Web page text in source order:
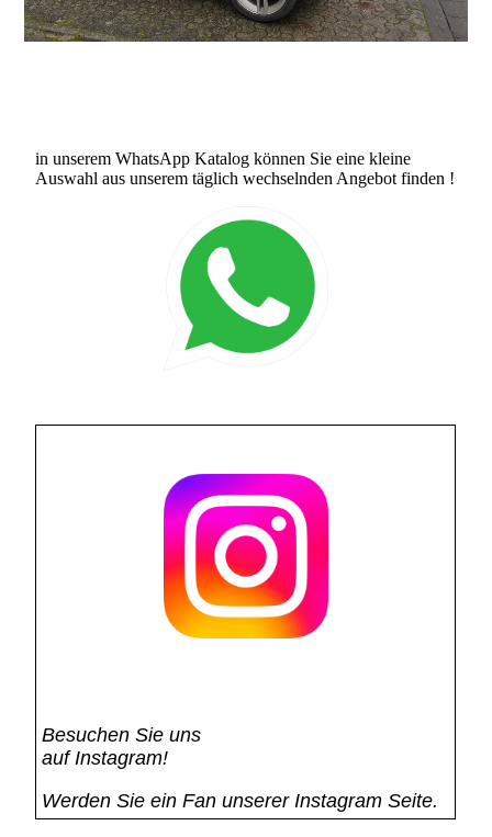
in unserem WhatsApp Katalog können Sie eine kleine
Auswahl aus unserem täglich wechselnden Angebot finden !
Besuchen Sie uns
auf Instagram!
Werden Sie ein Fan unserer Instagram Seite.